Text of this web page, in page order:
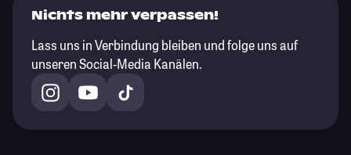
Nichts mehr verpassen!
Lass uns in Verbindung bleiben und folge uns auf
unseren Social-Media Kanälen.